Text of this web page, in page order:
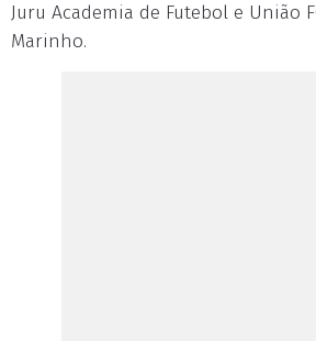
Juru Academia de Futebol e União
Marinho.